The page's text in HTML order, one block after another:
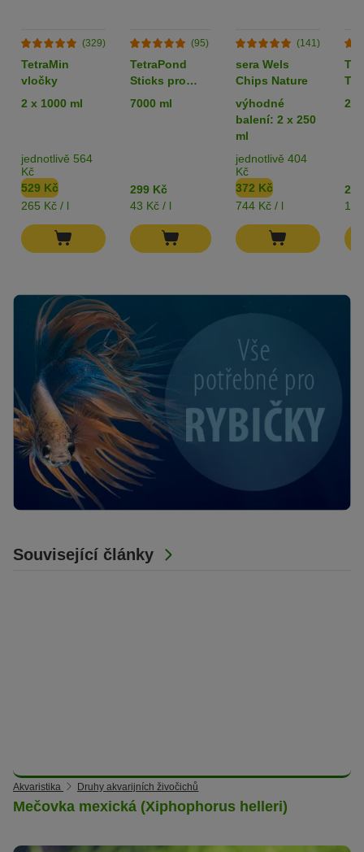
Související články
Akvaristika Druhy akvarijních živočichů
Mečovka mexická (Xiphophorus helleri)
(329)
TetraMin
vločky
2 x 1000 ml
jednotlivě 564
Kč
529 Kč
265 Kč / l
(95)
TetraPond
Sticks pro
jezírkové ryby
7000 ml
299 Kč
43 Kč / l
(141)
sera Wels
Chips Nature
výhodné
balení: 2 x 250
ml
jednotlivě 404
Kč
372 Kč
744 Kč / l
1